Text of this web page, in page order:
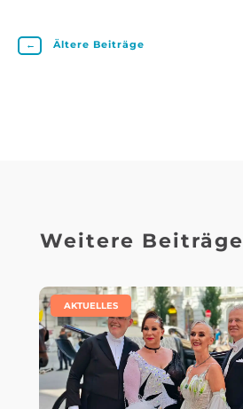
← Ältere Beiträge
Weitere Beiträge
AKTUELLES